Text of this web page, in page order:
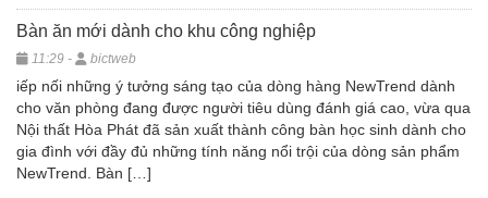
Bàn ăn mới dành cho khu công nghiệp
11:29 - bictweb
iếp nối những ý tưởng sáng tạo của dòng hàng NewTrend dành
cho văn phòng đang được người tiêu dùng đánh giá cao, vừa qua
Nội thất Hòa Phát đã sản xuất thành công bàn học sinh dành cho
gia đình với đầy đủ những tính năng nổi trội của dòng sản phẩm
NewTrend. Bàn […]